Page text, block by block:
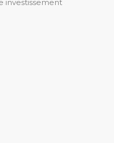
investissement